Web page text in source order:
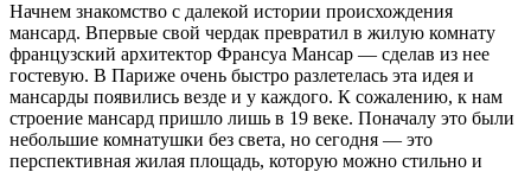
Начнем знакомство с далекой истории происхождения
мансард. Впервые свой чердак превратил в жилую комнату
французский архитектор Франсуа Мансар — сделав из нее
гостевую. В Париже очень быстро разлетелась эта идея и
мансарды появились везде и у каждого. К сожалению, к нам
строение мансард пришло лишь в 19 веке. Поначалу это были
небольшие комнатушки без света, но сегодня — это
перспективная жилая площадь, которую можно стильно и